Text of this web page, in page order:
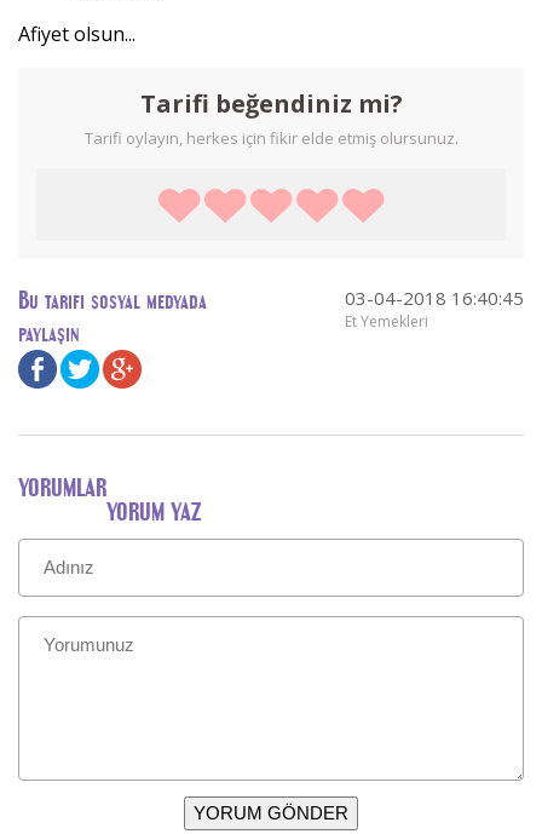
Afiyet olsun...
Tarifi beğendiniz mi?
Tarifi oylayın, herkes için fikir elde etmiş olursunuz.
Bu tarifi sosyal medyada
paylaşın
03-04-2018 16:40:45
Et Yemekleri
YORUMLAR
YORUM YAZ
YORUM GÖNDER